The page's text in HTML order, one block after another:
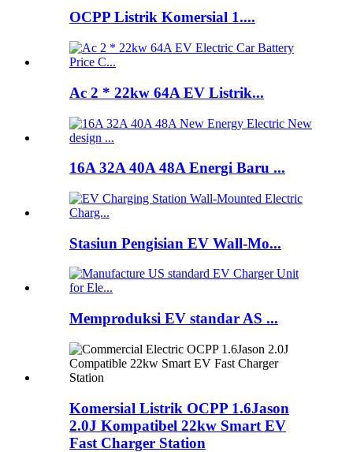
OCPP Listrik Komersial 1....
Ac 2 * 22kw 64A EV Listrik...
16A 32A 40A 48A Energi Baru ...
Stasiun Pengisian EV Wall-Mo...
Memproduksi EV standar AS ...
Komersial Listrik OCPP 1.6Jason
2.0J Kompatibel 22kw Smart EV
Fast Charger Station